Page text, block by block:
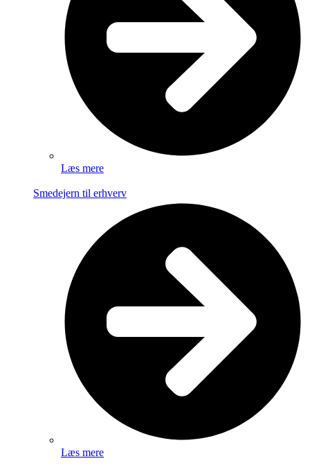
Læs mere
Smedejern til erhverv
Læs mere